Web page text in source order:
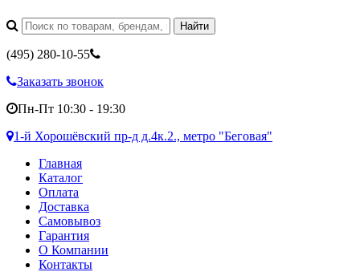
(495) 280-10-55
Заказать звонок
Пн-Пт 10:30 - 19:30
1-й Хорошёвский пр-д д.4к.2., метро "Беговая"
Главная
Каталог
Оплата
Доставка
Самовывоз
Гарантия
О Компании
Контакты